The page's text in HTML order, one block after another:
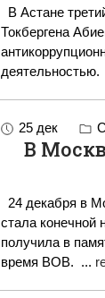
В Астане
Токбергена
25 дек
В
24 декабря в
стала конечной
получила в
...